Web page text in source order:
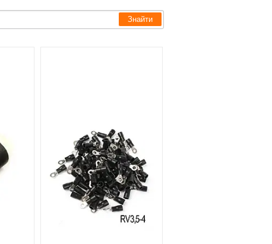
Знайти